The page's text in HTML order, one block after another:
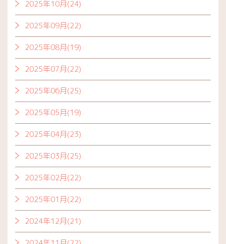
2025年10月(24)
2025年09月(22)
2025年08月(19)
2025年07月(22)
2025年06月(25)
2025年05月(19)
2025年04月(23)
2025年03月(25)
2025年02月(22)
2025年01月(22)
2024年12月(21)